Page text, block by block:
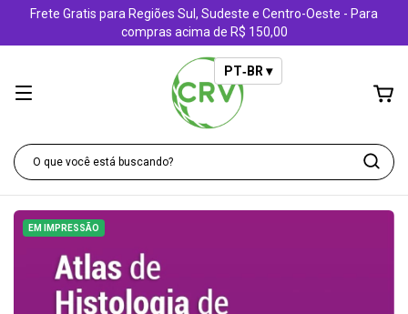
Frete Gratis para Regiões Sul, Sudeste e Centro-Oeste - Para
compras acima de R$ 150,00
PT‑BR ▾
EM IMPRESSÃO